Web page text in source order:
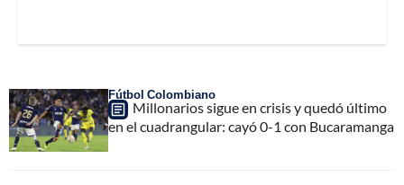
Fútbol Colombiano
Millonarios sigue en crisis y quedó último
en el cuadrangular: cayó 0-1 con Bucaramanga